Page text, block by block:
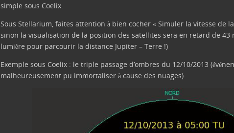
simple sous Coelix.
Sous Stellarium, faites attention à bien cocher « Simuler la vitesse de
sinon la visualisation de la position des satellites sera en retard de 43
lumière pour parcourir la distance Jupiter – Terre !)
Exemple sous Coelix : le triple passage d’ombres du 12/10/2013
malheureusement pu immortaliser à cause des nuages)